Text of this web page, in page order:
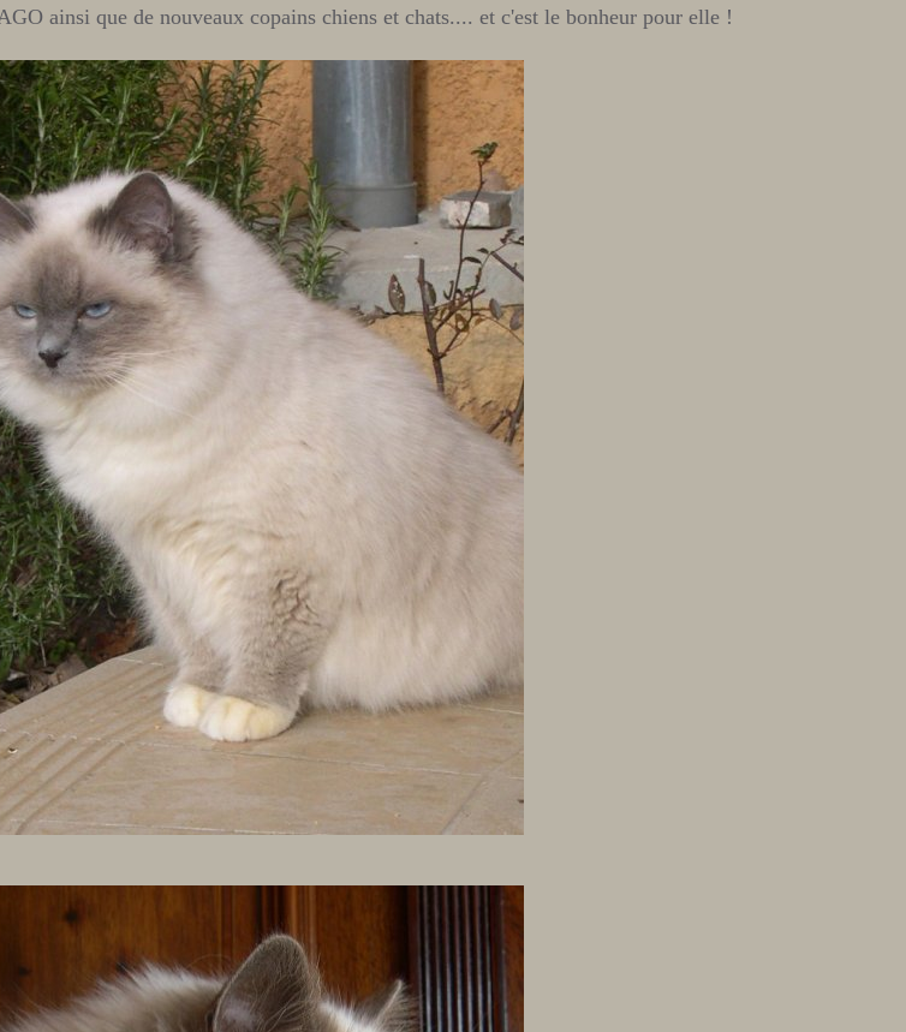
ainsi que de nouveaux copains chiens et chats.... et c'est le bonheur pour elle !